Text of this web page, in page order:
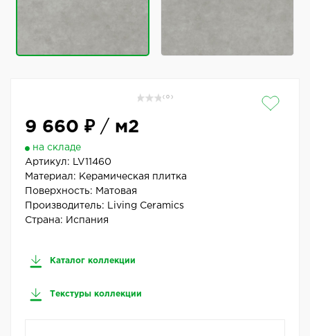
( 0 )
9 660 ₽/ м2
на складе
Артикул:
LV11460
Материал: Керамическая плитка
Поверхность: Матовая
Производитель:
Living Ceramics
Страна: Испания
Каталог коллекции
Текстуры коллекции